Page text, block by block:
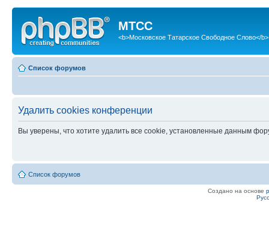
МТСС
<b>Московское Татарское Свободное Слово</b>
Список форумов
Удалить cookies конференции
Вы уверены, что хотите удалить все cookie, установленные данным
Список форумов
Создано на основе